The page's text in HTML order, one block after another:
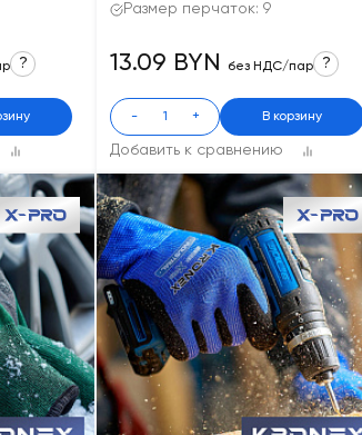
?
Размер перчаток: 9
Добавить к сравнению
13.09 BYN без НДС/пар ?
- + В корзину